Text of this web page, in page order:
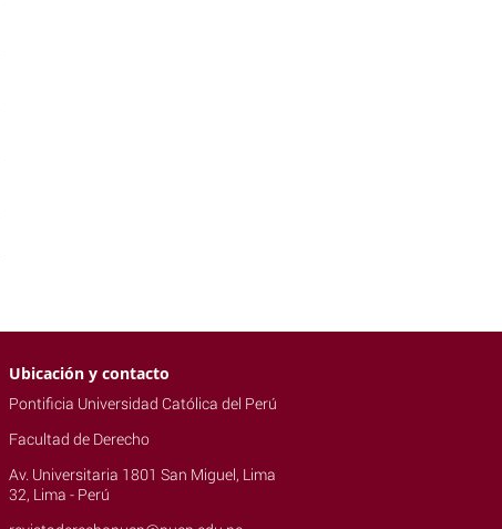
Ubicación y contacto
Pontificia Universidad Católica del Perú
Facultad de Derecho
Av. Universitaria 1801 San Miguel, Lima
32, Lima - Perú